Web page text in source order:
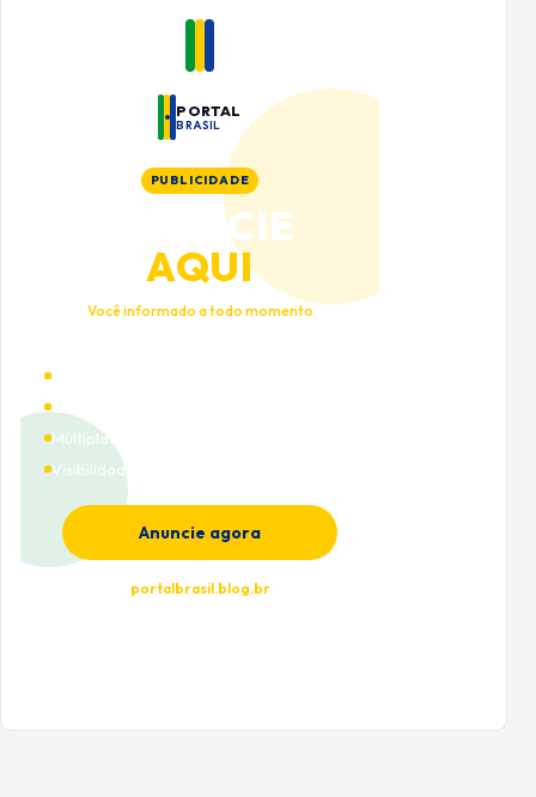
PORTAL
BRASIL
PUBLICIDADE
ANUNCIE
AQUI
Você informado a todo momento
Múltiplas categorias
Visibilidade premium
Anuncie agora
portalbrasil.blog.br